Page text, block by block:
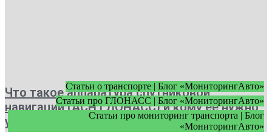
Статьи о транспорте | Блог «МониторингАвто»
Статьи про ГЛОНАСС | Блог «МониторингАвто»
Статьи про мониторинг транспорта | Блог
«МониторингАвто»
Что такое аппаратура спутниковой
навигации (АСН ГЛОНАСС) и кому ее нужно
устанавливать